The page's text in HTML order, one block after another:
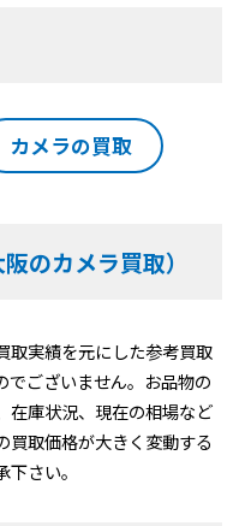
カメラの買取
のカメラ買取）
実績を元にした参考買取
でございません。お品物の
在庫状況、現在の相場など
買取価格が大きく変動する
さい。